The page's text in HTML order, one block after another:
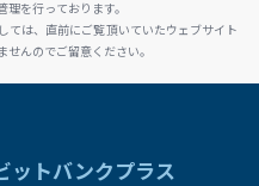
を行っております。
ては、直前にご覧頂いていたウェブサイト
んのでご留意ください。
ットバンクプラス